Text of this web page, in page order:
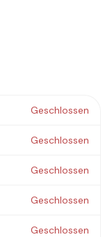
Geschlossen
Geschlossen
Geschlossen
Geschlossen
Geschlossen